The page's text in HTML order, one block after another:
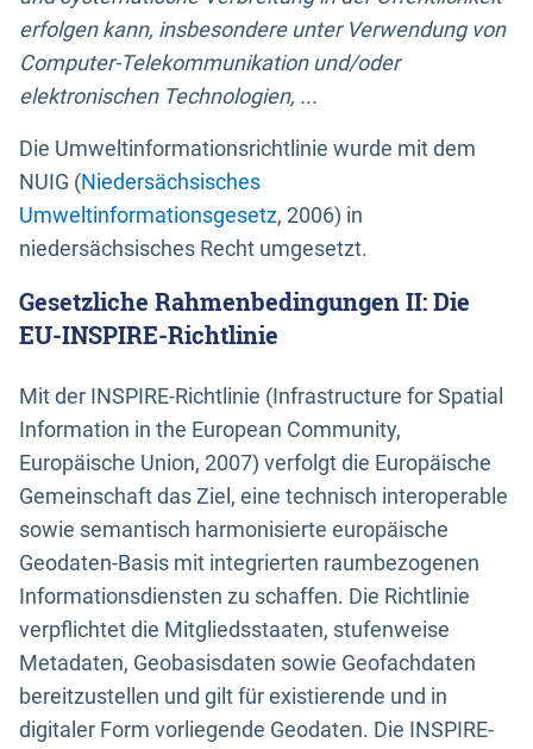
erfolgen kann, insbesondere unter Verwendung von
Computer-Telekommunikation und/oder
elektronischen Technologien, ...
Die Umweltinformationsrichtlinie wurde mit dem
NUIG (Niedersächsisches
Umweltinformationsgesetz, 2006) in
niedersächsisches Recht umgesetzt.
Gesetzliche Rahmenbedingungen II: Die
EU-INSPIRE-Richtlinie
Mit der INSPIRE-Richtlinie (Infrastructure for Spatial
Information in the European Community,
Europäische Union, 2007) verfolgt die Europäische
Gemeinschaft das Ziel, eine technisch interoperable
sowie semantisch harmonisierte europäische
Geodaten-Basis mit integrierten raumbezogenen
Informationsdiensten zu schaffen. Die Richtlinie
verpflichtet die Mitgliedsstaaten, stufenweise
Metadaten, Geobasisdaten sowie Geofachdaten
bereitzustellen und gilt für existierende und in
digitaler Form vorliegende Geodaten. Die INSPIRE-